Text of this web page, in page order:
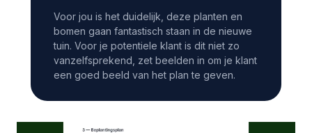
Voor jou is het duidelijk, deze planten en
bomen gaan fantastisch staan in de nieuwe
tuin. Voor je potentiele klant is dit niet zo
vanzelfsprekend, zet beelden in om je klant
een goed beeld van het plan te geven.